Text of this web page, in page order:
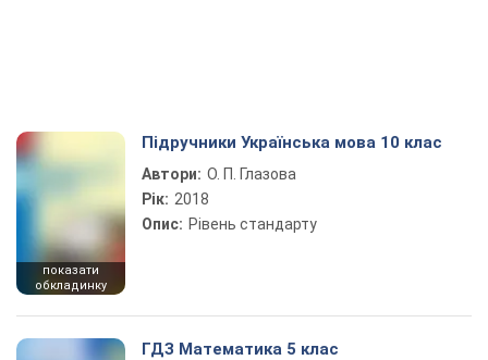
показати
обкладинку
Підручники Українська мова 10 клас
Автори: О. П. Глазова
Рік: 2018
Опис: Рівень стандарту
ГДЗ Математика 5 клас